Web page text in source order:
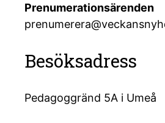
Prenumerationsärenden
Besöksadress
Pedagoggränd 5A i Umeå